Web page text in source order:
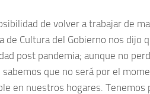
de volver a trabajar de
de Cultura del Gobierno nos dijo
post pandemia; aunque no
que no será por el
en nuestros hogares. Tenemos